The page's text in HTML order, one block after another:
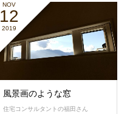
NOV
12
2019
風景画のような窓
住宅コンサルタントの福田さん